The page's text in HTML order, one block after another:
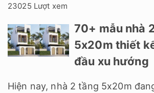
23025 Lượt xem
70+ mẫu nhà
5x20m thiết
đầu xu hướng
Hiện nay, nhà 2 tầng 5x20m